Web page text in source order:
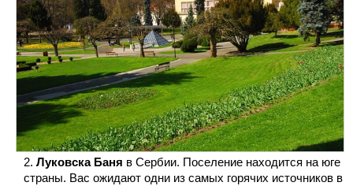
Луковска Баня в Сербии. Поселение находится на юге
страны. Вас ожидают одни из самых горячих источников в